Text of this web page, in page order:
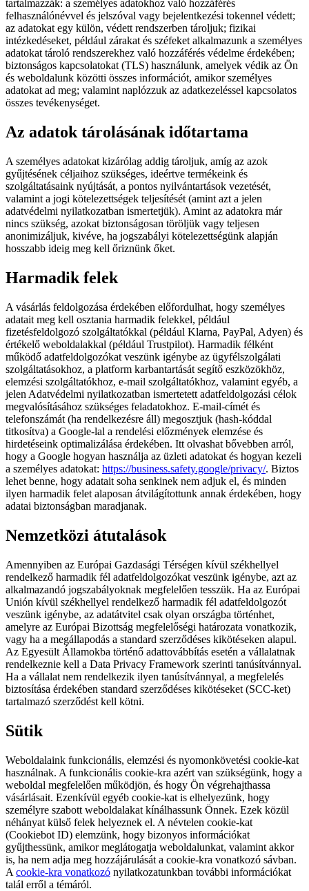
tartalmazzák: a személyes adatokhoz való hozzáférés
felhasználónévvel és jelszóval vagy bejelentkezési tokennel védett;
az adatokat egy külön, védett rendszerben tároljuk; fizikai
intézkedéseket, például zárakat és széfeket alkalmazunk a személyes
adatokat tároló rendszerekhez való hozzáférés védelme érdekében;
biztonságos kapcsolatokat (TLS) használunk, amelyek védik az Ön
és weboldalunk közötti összes információt, amikor személyes
adatokat ad meg; valamint naplózzuk az adatkezeléssel kapcsolatos
összes tevékenységet.
Az adatok tárolásának időtartama
A személyes adatokat kizárólag addig tároljuk, amíg az azok
gyűjtésének céljaihoz szükséges, ideértve termékeink és
szolgáltatásaink nyújtását, a pontos nyilvántartások vezetését,
valamint a jogi kötelezettségek teljesítését (amint azt a jelen
adatvédelmi nyilatkozatban ismertetjük). Amint az adatokra már
nincs szükség, azokat biztonságosan töröljük vagy teljesen
anonimizáljuk, kivéve, ha jogszabályi kötelezettségünk alapján
hosszabb ideig meg kell őriznünk őket.
Harmadik felek
A vásárlás feldolgozása érdekében előfordulhat, hogy személyes
adatait meg kell osztania harmadik felekkel, például
fizetésfeldolgozó szolgáltatókkal (például Klarna, PayPal, Adyen) és
értékelő weboldalakkal (például Trustpilot). Harmadik félként
működő adatfeldolgozókat veszünk igénybe az ügyfélszolgálati
szolgáltatásokhoz, a platform karbantartását segítő eszközökhöz,
elemzési szolgáltatókhoz, e-mail szolgáltatókhoz, valamint egyéb, a
jelen Adatvédelmi nyilatkozatban ismertetett adatfeldolgozási célok
megvalósításához szükséges feladatokhoz. E-mail-címét és
telefonszámát (ha rendelkezésre áll) megosztjuk (hash-kóddal
titkosítva) a Google-lal a rendelési előzmények elemzése és
hirdetéseink optimalizálása érdekében. Itt olvashat bővebben arról,
hogy a Google hogyan használja az üzleti adatokat és hogyan kezeli
a személyes adatokat: https://business.safety.google/privacy/. Biztos
lehet benne, hogy adatait soha senkinek nem adjuk el, és minden
ilyen harmadik felet alaposan átvilágítottunk annak érdekében, hogy
adatai biztonságban maradjanak.
Nemzetközi átutalások
Amennyiben az Európai Gazdasági Térségen kívül székhellyel
rendelkező harmadik fél adatfeldolgozókat veszünk igénybe, azt az
alkalmazandó jogszabályoknak megfelelően tesszük. Ha az Európai
Unión kívül székhellyel rendelkező harmadik fél adatfeldolgozót
veszünk igénybe, az adatátvitel csak olyan országba történhet,
amelyre az Európai Bizottság megfelelőségi határozata vonatkozik,
vagy ha a megállapodás a standard szerződéses kikötéseken alapul.
Az Egyesült Államokba történő adattovábbítás esetén a vállalatnak
rendelkeznie kell a Data Privacy Framework szerinti tanúsítvánnyal.
Ha a vállalat nem rendelkezik ilyen tanúsítvánnyal, a megfelelés
biztosítása érdekében standard szerződéses kikötéseket (SCC-ket)
tartalmazó szerződést kell kötni.
Sütik
Weboldalaink funkcionális, elemzési és nyomonkövetési cookie-kat
használnak. A funkcionális cookie-kra azért van szükségünk, hogy a
weboldal megfelelően működjön, és hogy Ön végrehajthassa
vásárlásait. Ezenkívül egyéb cookie-kat is elhelyezünk, hogy
személyre szabott weboldalakat kínálhassunk Önnek. Ezek közül
néhányat külső felek helyeznek el. A névtelen cookie-kat
(Cookiebot ID) elemzünk, hogy bizonyos információkat
gyűjthessünk, amikor meglátogatja weboldalunkat, valamint akkor
is, ha nem adja meg hozzájárulását a cookie-kra vonatkozó sávban.
A cookie-kra vonatkozó nyilatkozatunkban további információkat
talál erről a témáról.